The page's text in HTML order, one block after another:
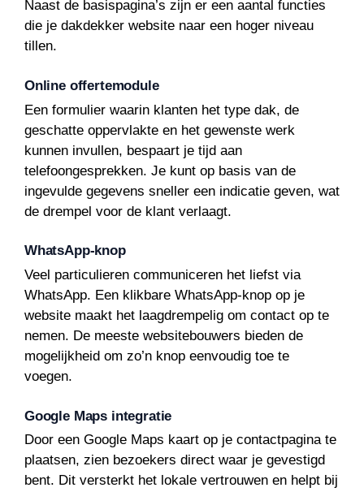
Naast de basispagina’s zijn er een aantal functies
die je dakdekker website naar een hoger niveau
tillen.
Online offertemodule
Een formulier waarin klanten het type dak, de
geschatte oppervlakte en het gewenste werk
kunnen invullen, bespaart je tijd aan
telefoongesprekken. Je kunt op basis van de
ingevulde gegevens sneller een indicatie geven, wat
de drempel voor de klant verlaagt.
WhatsApp-knop
Veel particulieren communiceren het liefst via
WhatsApp. Een klikbare WhatsApp-knop op je
website maakt het laagdrempelig om contact op te
nemen. De meeste websitebouwers bieden de
mogelijkheid om zo’n knop eenvoudig toe te
voegen.
Google Maps integratie
Door een Google Maps kaart op je contactpagina te
plaatsen, zien bezoekers direct waar je gevestigd
bent. Dit versterkt het lokale vertrouwen en helpt bij